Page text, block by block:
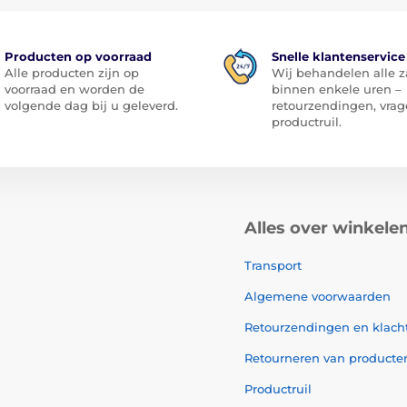
Producten op voorraad
Alle producten zijn op
voorraad en worden de
volgende dag bij u geleverd.
Snelle klantenservice
Wij behandelen alle
binnen enkele uren –
retourzendingen,
productruil.
Alles over
Transport
Algemene voorwaarden
Retourzendingen en
Retourneren van
Productruil